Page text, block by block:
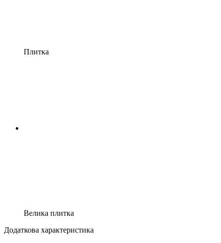
Плитка
Велика плитка
Додаткова характеристика